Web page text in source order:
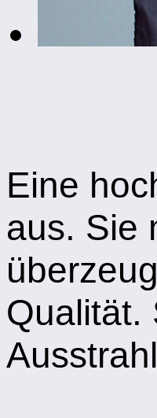
Eine
aus. Sie
Qualität.